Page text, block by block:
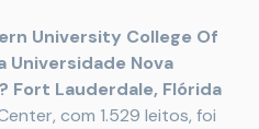
University College Of
Nova
Fort Lauderdale, Flórida
com 1.529 leitos, foi